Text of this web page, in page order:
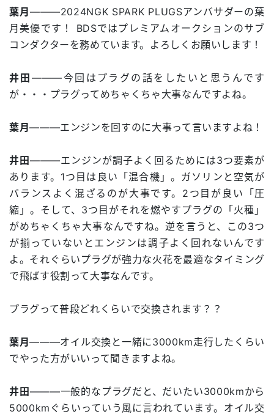
葉月 ―――2024NGK SPARK PLUGSアンバサダーの葉
月美優です！ BDSではプレミアムオークションのサブ
コンダクターを務めています。よろしくお願いします！
井田 ―――今回はプラグの話をしたいと思うんです
が・・・プラグってめちゃくちゃ大事なんですよね。
葉月―――エンジンを回すのに大事って言いますよね！
井田―――エンジンが調子よく回るためには3つ要素が
あります。1つ目は良い「混合機」。ガソリンと空気が
バランスよく混ざるのが大事です。2つ目が良い「圧
縮」。そして、3つ目がそれを燃やすプラグの「火種」
がめちゃくちゃ大事なんですね。逆を言うと、この3つ
が揃っていないとエンジンは調子よく回れないんです
よ。それぐらいプラグが強力な火花を最適なタイミング
で飛ばす役割って大事なんです。
プラグって普段どれくらいで交換されます？？
葉月―――オイル交換と一緒に3000km走行したくらい
でやった方がいいって聞きますよね。
井田―――一般的なプラグだと、だいたい3000kmから
5000kmぐらいっていう風に言われています。オイル交